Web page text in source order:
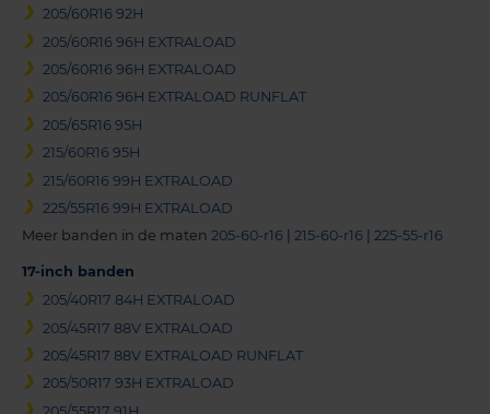
205/60R16 92H
205/60R16 96H EXTRALOAD
205/60R16 96H EXTRALOAD
205/60R16 96H EXTRALOAD RUNFLAT
205/65R16 95H
215/60R16 95H
215/60R16 99H EXTRALOAD
225/55R16 99H EXTRALOAD
Meer banden in de maten 205-60-r16 215-60-r16 225-55-r16
17-inch banden
205/40R17 84H EXTRALOAD
205/45R17 88V EXTRALOAD
205/45R17 88V EXTRALOAD RUNFLAT
205/50R17 93H EXTRALOAD